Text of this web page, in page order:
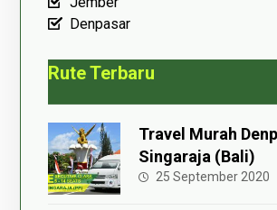
Denpasar
Rute Terbaru
Travel Murah
Singaraja (Bali)
25 September 2020